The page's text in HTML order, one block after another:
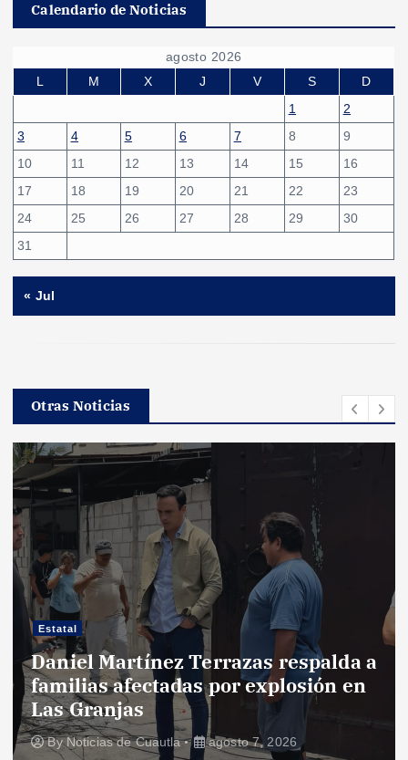
Calendario de Noticias
agosto 2026
L
M X J V S
D
1
2
3
4 5 6 7 8
9
10
11 12 13 14 15
16
17
18 19 20 21 22
23
24
25 26 27 28 29
30
31
« Jul
Otras Noticias
Estatal
Daniel Martínez Terrazas respalda a
familias afectadas por explosión en
Las Granjas
ByNoticias de Cuautla agosto 7, 2026